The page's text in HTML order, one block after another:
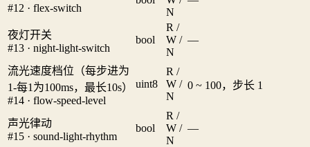
#12 · flex-switch
N
夜灯开关
#13 · night-light-switch
bool
R /
W /
N
—
流光速度档位（每步进为
1-每1为100ms，最长10s）
#14 · flow-speed-level
uint8
R /
W /
N
0 ~ 100，步长 1
声光律动
#15 · sound-light-rhythm
bool
R /
W /
N
—